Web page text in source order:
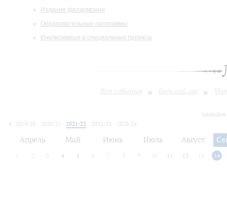
Издания филармонии
Образовательные программы
Инклюзивные и специальные проекты
Все события Большой зал
2019/20
2020/21 2021/22 2022/23
2023/24
Апрель Май Июнь Июль Август
2 3 4 5 6 7 8 9 10 11 12 13 14